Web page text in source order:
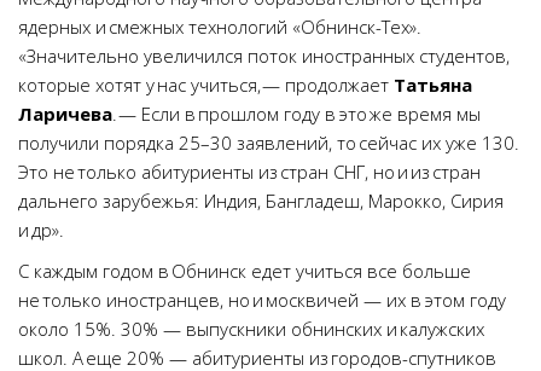
ядерных и смежных технологий «Обнинск-Тех».
«Значительно увеличился поток иностранных студентов,
которые хотят у нас учиться, — продолжает Татьяна
Ларичева. — Если в прошлом году в это же время мы
получили порядка 25–30 заявлений, то сейчас их уже 130.
Это не только абитуриенты из стран СНГ, но и из стран
дальнего зарубежья: Индия, Бангладеш, Марокко, Сирия
и др».
С каждым годом в Обнинск едет учиться все больше
не только иностранцев, но и москвичей — их в этом году
около 15%. 30% — выпускники обнинских и калужских
школ. А еще 20% — абитуриенты из городов-спутников